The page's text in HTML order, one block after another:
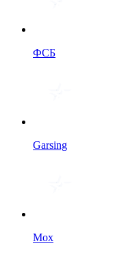
ФСБ
Garsing
Мох